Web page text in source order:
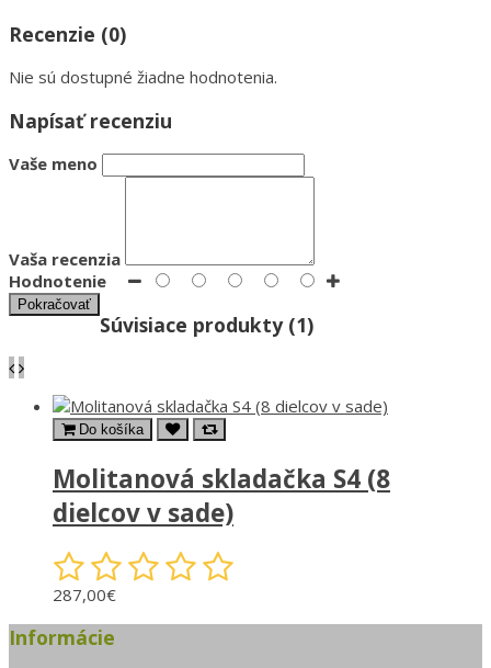
Recenzie (0)
Nie sú dostupné žiadne hodnotenia.
Napísať recenziu
Vaše meno
Vaša recenzia
Hodnotenie
Pokračovať
Súvisiace produkty (1)
Do košíka
Molitanová skladačka S4 (8
dielcov v sade)
287,00€
Informácie